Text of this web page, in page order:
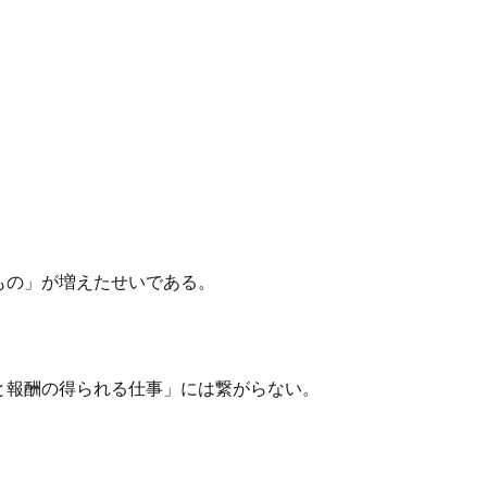
」が増えたせいである。
酬の得られる仕事」には繋がらない。